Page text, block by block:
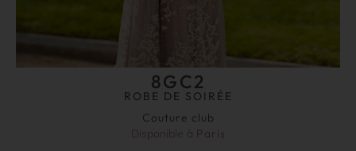
8GC2
ROBE DE SOIRÉE
Couture club
Disponible à Paris